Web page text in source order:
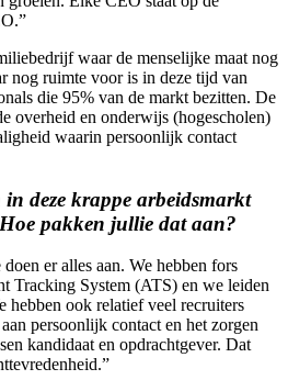
waar de menselijke maat nog
nog ruimte voor is in deze tijd van
die 95% van de markt bezitten. De
overheid en onderwijs (hogescholen)
waarin persoonlijk contact
deze krappe arbeidsmarkt
Hoe pakken jullie dat aan?
er alles aan. We hebben fors
Tracking System (ATS) en we leiden
hebben ook relatief veel recruiters
persoonlijk contact en het zorgen
kandidaat en opdrachtgever. Dat